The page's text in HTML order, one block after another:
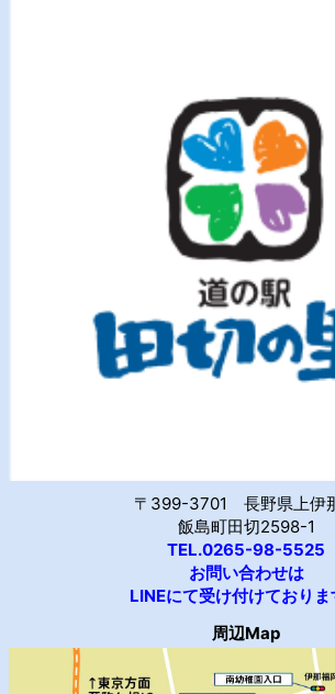
〒399-3701 長野県上伊
飯島町田切2598-1
TEL.0265-98-5525
お問い合わせは
LINEにて受け付けておりま
周辺Map